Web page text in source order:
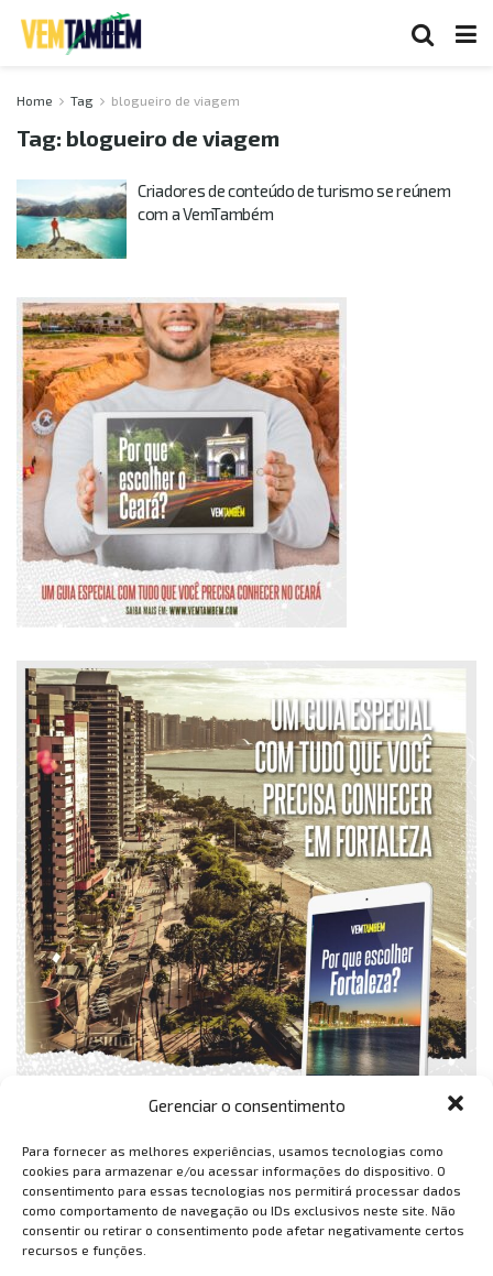
Gerenciar o consentimento
Para fornecer as melhores experiências, usamos tecnologias como
cookies para armazenar e/ou acessar informações do dispositivo. O
consentimento para essas tecnologias nos permitirá processar dados
como comportamento de navegação ou IDs exclusivos neste site. Não
consentir ou retirar o consentimento pode afetar negativamente certos
recursos e funções.
Home Tag blogueiro de viagem
Tag: blogueiro de viagem
Criadores de conteúdo de turismo se reúnem
com a VemTambém